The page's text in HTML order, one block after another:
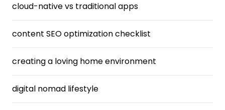
cloud-native vs traditional apps
content SEO optimization checklist
creating a loving home environment
digital nomad lifestyle